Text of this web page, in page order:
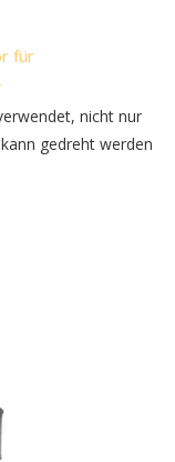
für
nicht nur
gedreht werden